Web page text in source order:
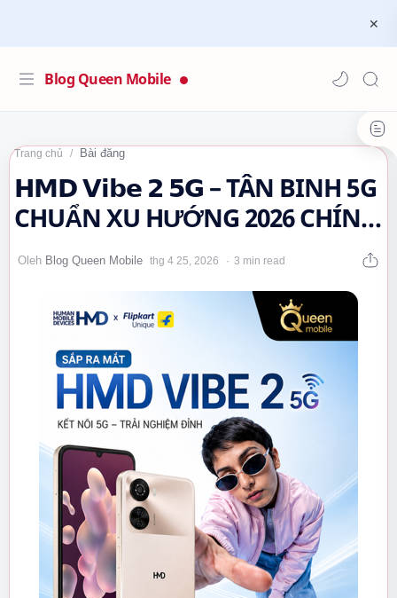
Blog Queen Mobile
Trang chủ Bài đăng
𝗛𝗠𝗗 𝗩𝗶𝗯𝗲 𝟮 𝟱𝗚 – TÂN BINH 5G
CHUẨN XU HƯỚNG 2026 CHÍNH
THỨC LỘ DIỆN 🌿🤔…3 min read